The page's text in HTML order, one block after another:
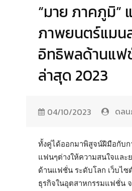
“มาย ภาคภูมิ”
ภาพยนตร์แมน
อิทธิพลด้านแฟ
ล่าสุด 2023
04/10/2023 ดล
ทั้งคู่ได้ออกมาพิสูจน์ฝีมือกับก
แฟนๆต่างให้ความสนใจและ
ด้านแฟชั่น ระดับโลก เว็บไซ
ธุรกิจในอุตสาหกรรมแฟชั่น